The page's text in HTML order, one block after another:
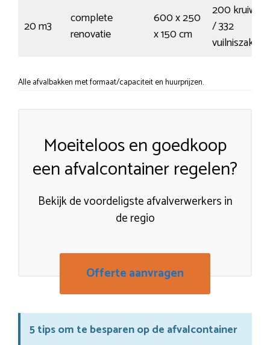
20 m3
complete
renovatie
600 x 250
x 150 cm
200
/ 332
vuilniszakken
Alle afvalbakken met formaat/capaciteit en huurprijzen.
Moeiteloos en goedkoop
een afvalcontainer regelen?
Bekijk de voordeligste afvalverwerkers in
de regio
Offerte aanvragen
5 tips om te besparen op de afvalcontainer